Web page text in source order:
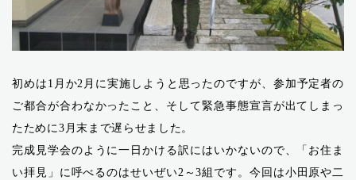
初めは1月か2月に実施しようと思ったのですが、参加予定者の
ご都合が合わなかったこと、そして緊急事態宣言が出てしまっ
たために3月末まで遅らせました。
完成見学会のように一日かける訳にはいかないので、「お住ま
い拝見」に呼べるのはせいぜい2～3組です。今回は小田原や二